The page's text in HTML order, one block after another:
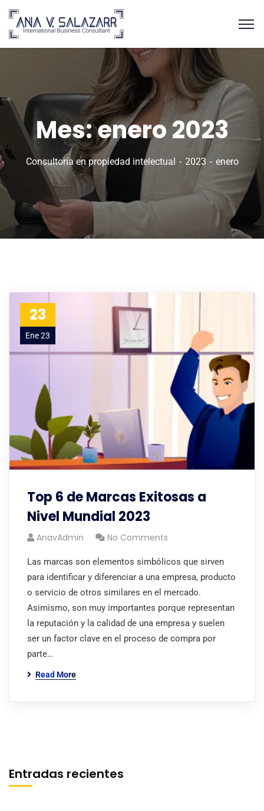
Mes:enero 2023
Consultoría en propiedad intelectual 2023 enero
23
Ene 23
Top 6 de Marcas Exitosas a
Nivel Mundial 2023
AnavAdmin No Comments
Las marcas son elementos simbólicos que sirven
para identificar y diferenciar a una empresa, producto
o servicio de otros similares en el mercado.
Asimismo, son muy importantes porque representan
la reputación y la calidad de una empresa y suelen
ser un factor clave en el proceso de compra por
parte…
Read More
Entradas recientes